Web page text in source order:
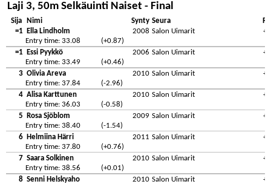
Laji 3, 50m Selkäuinti Naiset - Final
Sija Nimi Synty Seura
=1
Ella Lindholm 2008 Salon Uimarit
Entry time: 33.08
(+0.87)
=1
Essi Pyykkö 2006 Salon Uimarit
Entry time: 33.49
(+0.46)
3 Olivia Areva 2010 Salon Uimarit
Entry time: 37.84
(-2.96)
4 Alisa Karttunen 2010 Salon Uimarit
Entry time: 36.03
(-0.58)
5
Rosa Sjöblom 2009 Salon Uimarit
Entry time: 38.40
(-1.54)
6
Helmiina Härri 2011 Salon Uimarit
Entry time: 37.80
(+0.76)
7 Saara Solkinen 2010 Salon Uimarit
Entry time: 38.56
(+0.01)
8 Senni Helskyaho 2010 Salon Uimarit